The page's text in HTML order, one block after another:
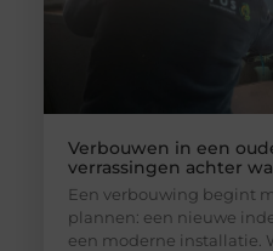
Verbouwen in een
verrassingen achter
Een verbouwing begint
plannen: een nieuwe
een moderne installatie.